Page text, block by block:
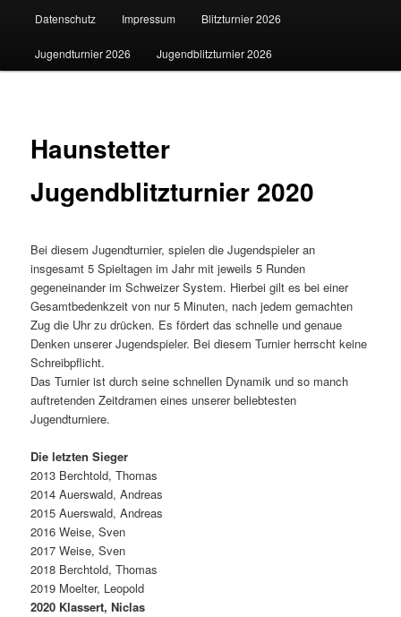
Datenschutz Impressum Blitzturnier 2026
Jugendturnier 2026 Jugendblitzturnier 2026
Haunstetter
Jugendblitzturnier 2020
Bei diesem Jugendturnier, spielen die Jugendspieler an
insgesamt 5 Spieltagen im Jahr mit jeweils 5 Runden
gegeneinander im Schweizer System. Hierbei gilt es bei einer
Gesamtbedenkzeit von nur 5 Minuten, nach jedem gemachten
Zug die Uhr zu drücken. Es fördert das schnelle und genaue
Denken unserer Jugendspieler. Bei diesem Turnier herrscht keine
Schreibpflicht.
Das Turnier ist durch seine schnellen Dynamik und so manch
auftretenden Zeitdramen eines unserer beliebtesten
Jugendturniere.
Die letzten Sieger
2013 Berchtold, Thomas
2014 Auerswald, Andreas
2015 Auerswald, Andreas
2016 Weise, Sven
2017 Weise, Sven
2018 Berchtold, Thomas
2019 Moelter, Leopold
2020 Klassert, Niclas